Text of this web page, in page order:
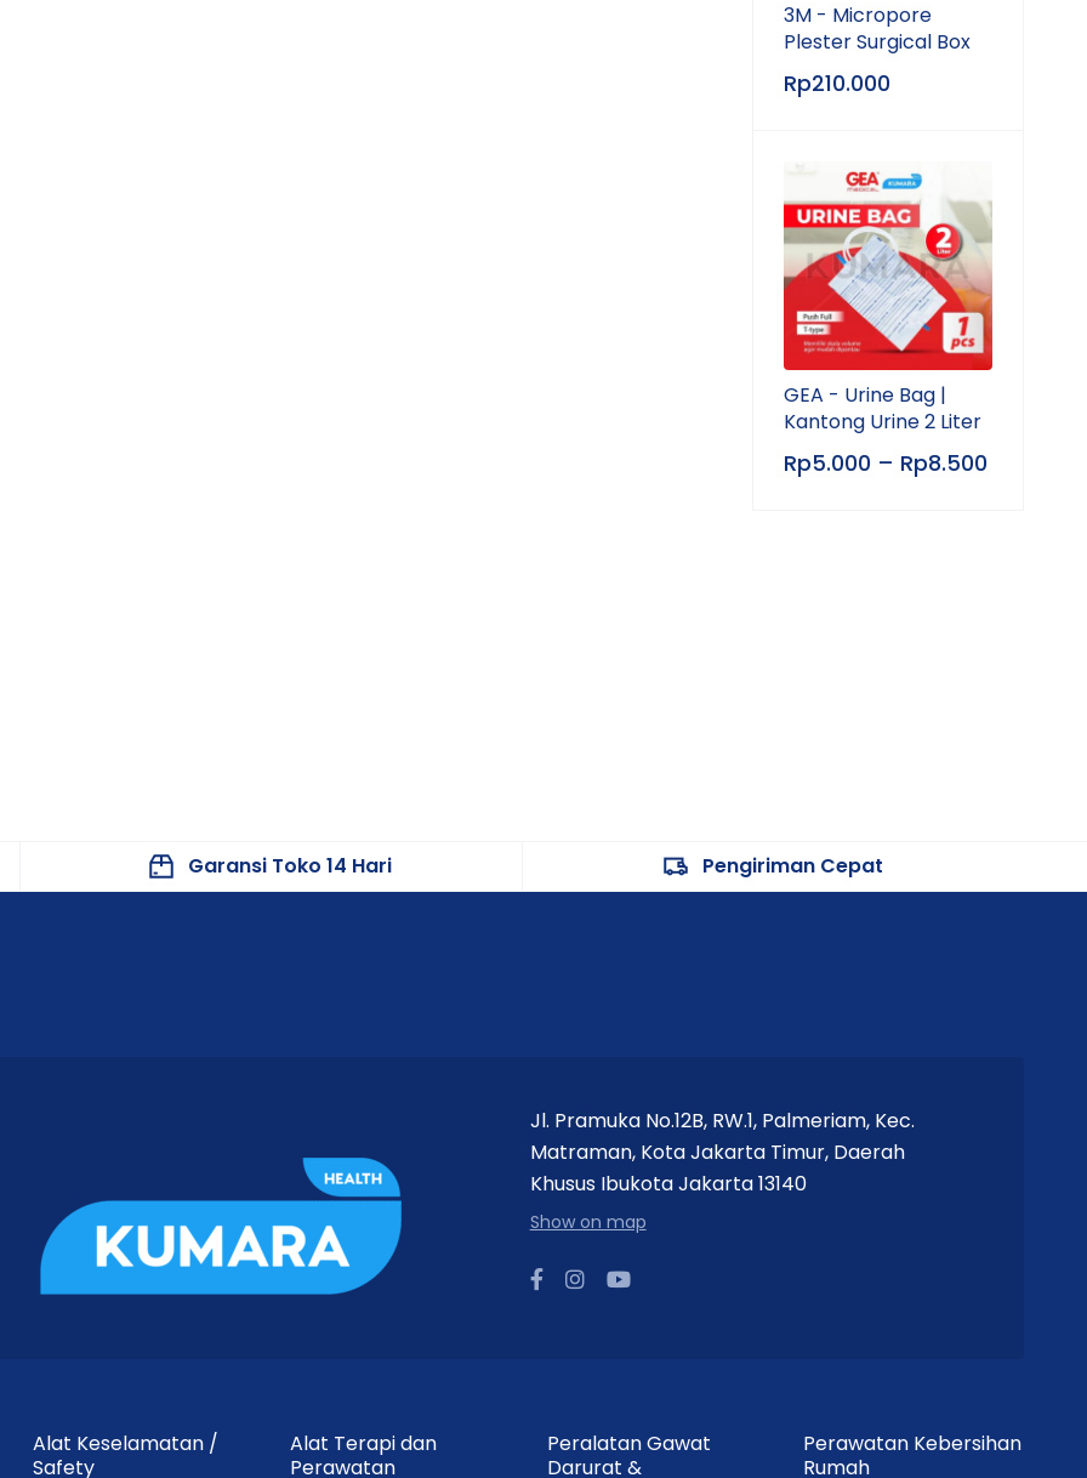
3M - Micropore
Plester Surgical Box
Rp210.000
GEA - Urine Bag |
Kantong Urine 2 Liter
Rp5.000 – Rp8.500
Garansi Toko 14 Hari Pengiriman Cepat
Jl. Pramuka No.12B, RW.1, Palmeriam, Kec.
Matraman, Kota Jakarta Timur, Daerah
Khusus Ibukota Jakarta 13140
Show on map
Alat Keselamatan /
Safety
Alat Terapi dan
Perawatan
Peralatan Gawat
Darurat &
Perawatan Kebersihan
Rumah